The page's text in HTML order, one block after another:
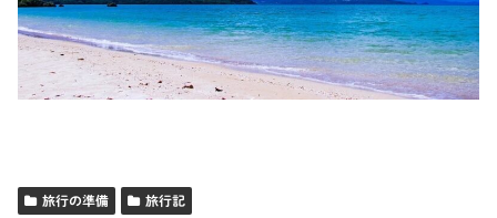
旅行の準備 旅行記